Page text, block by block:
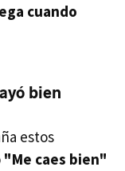
cuando
bien
estos
"Me caes bien"